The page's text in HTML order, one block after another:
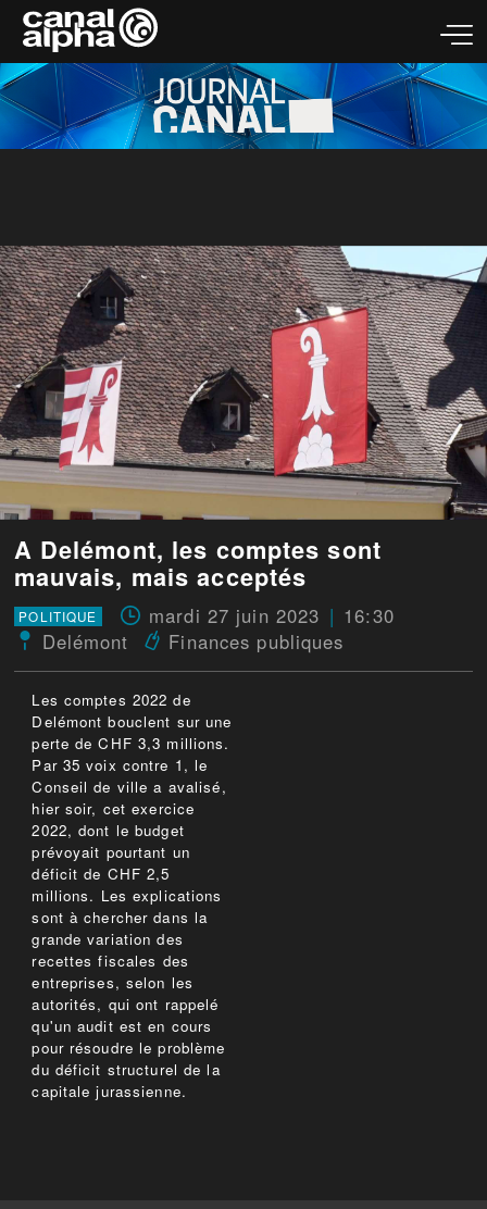
A Delémont, les comptes sont
mauvais, mais acceptés
POLITIQUE mardi 27 juin 2023
16:30
Delémont
Finances publiques
Les comptes 2022 de
Delémont bouclent sur une
perte de CHF 3,3 millions.
Par 35 voix contre 1, le
Conseil de ville a avalisé,
hier soir, cet exercice
2022, dont le budget
prévoyait pourtant un
déficit de CHF 2,5
millions. Les explications
sont à chercher dans la
grande variation des
recettes fiscales des
entreprises, selon les
autorités, qui ont rappelé
qu'un audit est en cours
pour résoudre le problème
du déficit structurel de la
capitale jurassienne.